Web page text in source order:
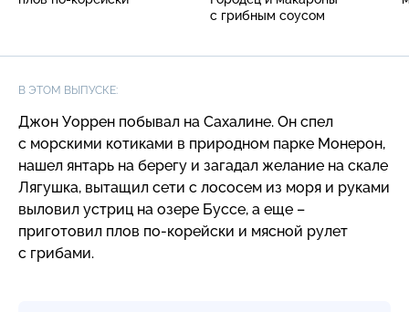
с грибным соусом
В ЭТОМ ВЫПУСКЕ:
Джон Уоррен побывал на Сахалине. Он спел
с морскими котиками в природном парке Монерон,
нашел янтарь на берегу и загадал желание на скале
Лягушка, вытащил сети с лососем из моря и руками
выловил устриц на озере Буссе, а еще –
приготовил плов по-корейски и мясной рулет
с грибами.